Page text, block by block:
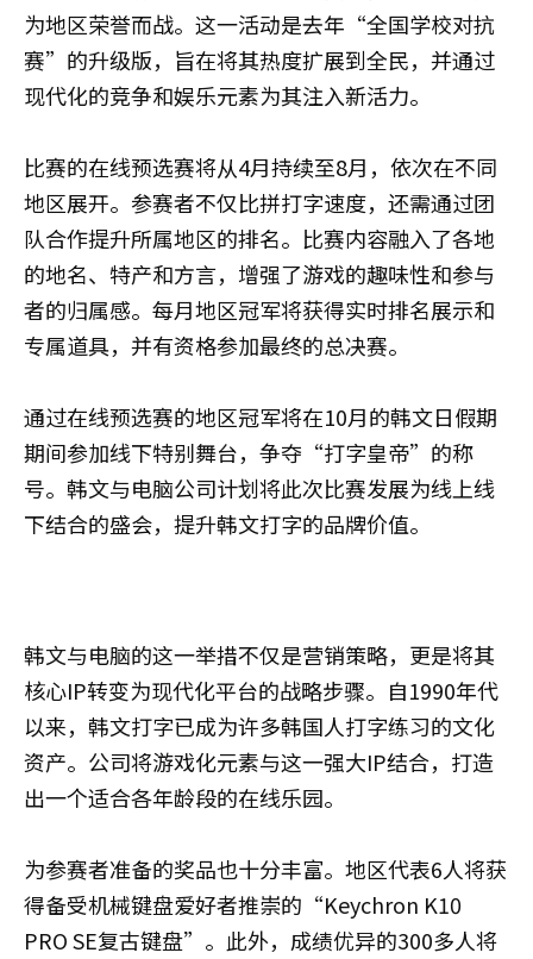
为地区荣誉而战。这一活动是去年“全国学校对抗
赛”的升级版，旨在将其热度扩展到全民，并通过
现代化的竞争和娱乐元素为其注入新活力。
比赛的在线预选赛将从4月持续至8月，依次在不同
地区展开。参赛者不仅比拼打字速度，还需通过团
队合作提升所属地区的排名。比赛内容融入了各地
的地名、特产和方言，增强了游戏的趣味性和参与
者的归属感。每月地区冠军将获得实时排名展示和
专属道具，并有资格参加最终的总决赛。
通过在线预选赛的地区冠军将在10月的韩文日假期
期间参加线下特别舞台，争夺“打字皇帝”的称
号。韩文与电脑公司计划将此次比赛发展为线上线
下结合的盛会，提升韩文打字的品牌价值。
韩文与电脑的这一举措不仅是营销策略，更是将其
核心IP转变为现代化平台的战略步骤。自1990年代
以来，韩文打字已成为许多韩国人打字练习的文化
资产。公司将游戏化元素与这一强大IP结合，打造
出一个适合各年龄段的在线乐园。
为参赛者准备的奖品也十分丰富。地区代表6人将获
得备受机械键盘爱好者推崇的“Keychron K10
PRO SE复古键盘”。此外，成绩优异的300多人将